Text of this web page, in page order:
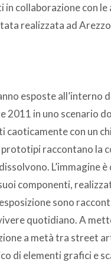
collaborazione con
realizzata ad
esposte all’interno
2011 in uno scenario
con un
raccontano la
L’immagine
componenti,
sono
quotidiano. A
a metà tra street
di elementi grafici e